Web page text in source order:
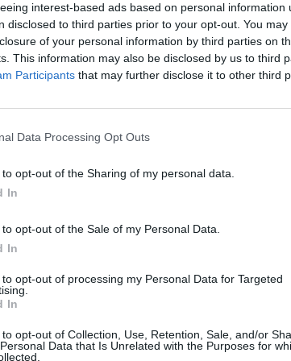
interest-based ads based on personal information
disclosed to third parties prior to your opt-out. You
of your personal information by third parties on
This information may also be disclosed by us to third
Participants that may further disclose it to other third
Data Processing Opt Outs
to opt-out of the Sharing of my personal data.
In
to opt-out of the Sale of my Personal Data.
In
to opt-out of processing my Personal Data for Targeted
In
to opt-out of Collection, Use, Retention, Sale, and/or
Data that Is Unrelated with the Purposes for
Via Romana 95,Lucca
L'Hotel Stipino si trova a breve distanza dal
Romane, il Duomo, l'Anfiteatro Romano, i
della Toscana e la costa...
La struttura vicino Capannori con più
Hotel Universo
Piazza Del Giglio 1
L'Hotel Universo è una residenza storica del
Lucca fra il teatro cittadino e il grandioso
L'Hotel Villa La Principessa si trova a Massa
verdeggianti colline toscane. La struttura